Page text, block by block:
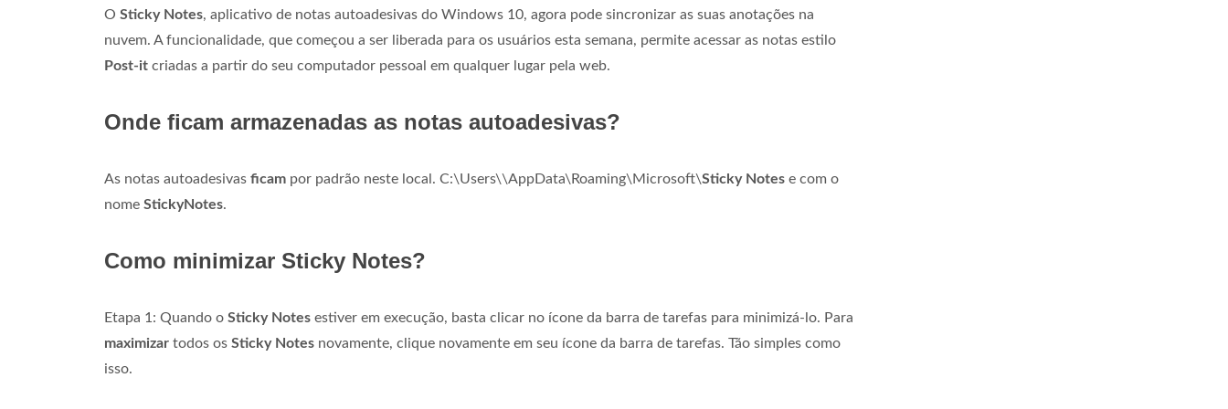
O Sticky Notes, aplicativo de notas autoadesivas do Windows 10, agora pode sincronizar as suas anotações na
nuvem. A funcionalidade, que começou a ser liberada para os usuários esta semana, permite acessar as notas estilo
Post-it criadas a partir do seu computador pessoal em qualquer lugar pela web.
Onde ficam armazenadas as notas autoadesivas?
As notas autoadesivas ficam por padrão neste local. C:\Users\\AppData\Roaming\Microsoft\Sticky Notes e com o
nome StickyNotes.
Como minimizar Sticky Notes?
Etapa 1: Quando o Sticky Notes estiver em execução, basta clicar no ícone da barra de tarefas para minimizá-lo. Para
maximizar todos os Sticky Notes novamente, clique novamente em seu ícone da barra de tarefas. Tão simples como
isso.